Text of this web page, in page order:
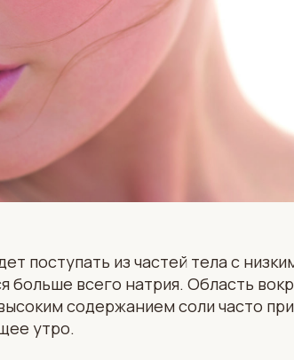
поступать из частей тела с
больше всего натрия. Область
содержанием соли часто
утро.